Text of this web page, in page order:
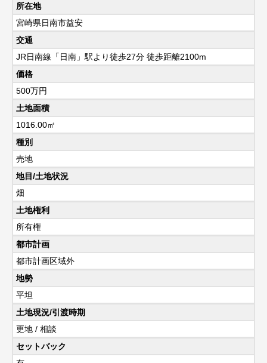
所在地
宮崎県日南市益安
交通
JR日南線「日南」駅より徒歩27分 徒歩距離2100m
価格
500万円
土地面積
1016.00㎡
種別
売地
地目/土地状況
畑
土地権利
所有権
都市計画
都市計画区域外
地勢
平坦
土地現況/引渡時期
更地 / 相談
セットバック